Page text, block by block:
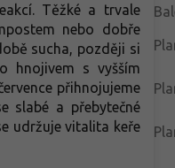
Těžké a trvale
nebo dobře
sucha, později si
hnojivem s vyšším
přihnojujeme
slabé a přebytečné
udržuje vitalita keře